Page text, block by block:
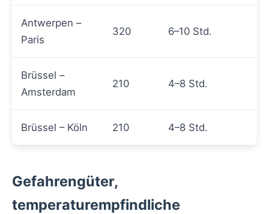
Antwerpen –
Paris
320 6–10 Std.
Brüssel –
Amsterdam
210 4–8 Std.
Brüssel – Köln 210 4–8 Std.
Gefahrengüter,
temperaturempfindliche